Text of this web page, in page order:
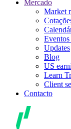
Mercado
Market
Updates
Blog
US
Learn
Client
Contacto